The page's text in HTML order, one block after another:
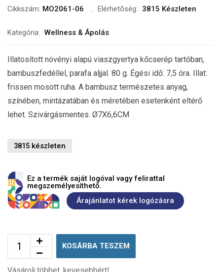
Cikkszám: MO2061-06 Elérhetőség: 3815 Készleten
Kategória: Wellness & Ápolás
Illatosított növényi alapú viaszgyertya kőcserép tartóban,
bambuszfedéllel, parafa aljjal. 80 g. Égési idő: 7,5 óra. Illat:
frissen mosott ruha. A bambusz természetes anyag,
színében, mintázatában és méretében esetenként eltérő
lehet. Szivárgásmentes. Ø7X6,6CM
3815 készleten
Ez a termék saját logóval vagy felirattal
megszemélyesíthető.
Árajánlatot kérek logózásra
KOSÁRBA TESZEM